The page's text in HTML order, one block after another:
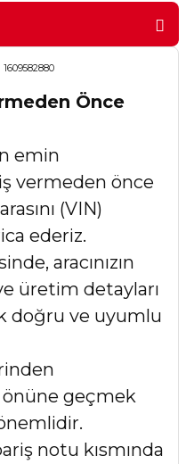
Önce
emin
vermeden önce
(VIN)
ederiz.
aracınızın
üretim detayları
doğru ve uyumlu
önüne geçmek
notu kısmında